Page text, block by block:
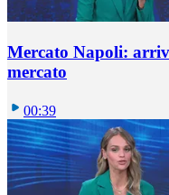
Mercato Napoli:
mercato
00:39